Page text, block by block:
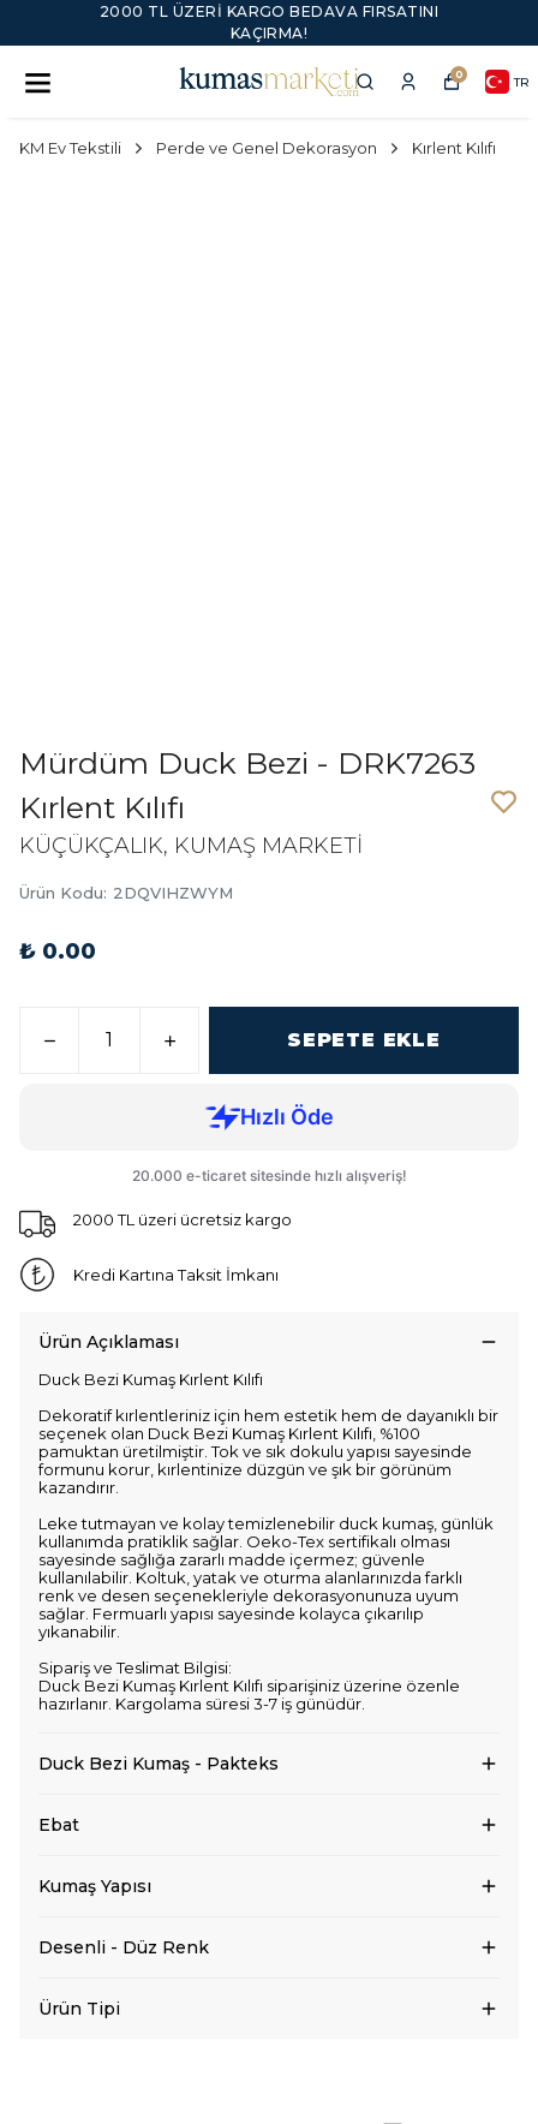
2000 TL ÜZERI KARGO BEDAVA FIRSATINI
KAÇIRMA!
0 TR
KM Ev Tekstili Perde ve Genel Dekorasyon Kırlent Kılıfı
Mürdüm Duck Bezi - DRK7263
Kırlent Kılıfı
KÜÇÜKÇALIK, KUMAŞ MARKETİ
Ürün Kodu: 2DQVIHZWYM
₺ 0.00
SEPETE EKLE
2000 TL üzeri ücretsiz kargo
Kredi Kartına Taksit İmkanı
Ürün Açıklaması
Duck Bezi Kumaş Kırlent Kılıfı
Dekoratif kırlentleriniz için hem estetik hem de dayanıklı bir
seçenek olan Duck Bezi Kumaş Kırlent Kılıfı, %100
pamuktan üretilmiştir. Tok ve sık dokulu yapısı sayesinde
formunu korur, kırlentinize düzgün ve şık bir görünüm
kazandırır.
Leke tutmayan ve kolay temizlenebilir duck kumaş, günlük
kullanımda pratiklik sağlar. Oeko-Tex sertifikalı olması
sayesinde sağlığa zararlı madde içermez; güvenle
kullanılabilir. Koltuk, yatak ve oturma alanlarınızda farklı
renk ve desen seçenekleriyle dekorasyonunuza uyum
sağlar. Fermuarlı yapısı sayesinde kolayca çıkarılıp
yıkanabilir.
Sipariş ve Teslimat Bilgisi:
Duck Bezi Kumaş Kırlent Kılıfı siparişiniz üzerine özenle
hazırlanır. Kargolama süresi 3-7 iş günüdür.
Duck Bezi Kumaş - Pakteks
Ebat
Kumaş Yapısı
Desenli - Düz Renk
Ürün Tipi